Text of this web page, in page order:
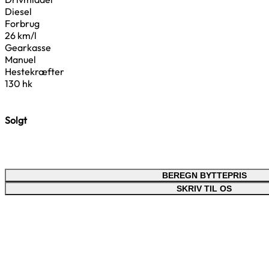
Diesel
Forbrug
26 km/l
Gearkasse
Manuel
Hestekræfter
130 hk
Solgt
BEREGN BYTTEPRIS
SKRIV TIL OS